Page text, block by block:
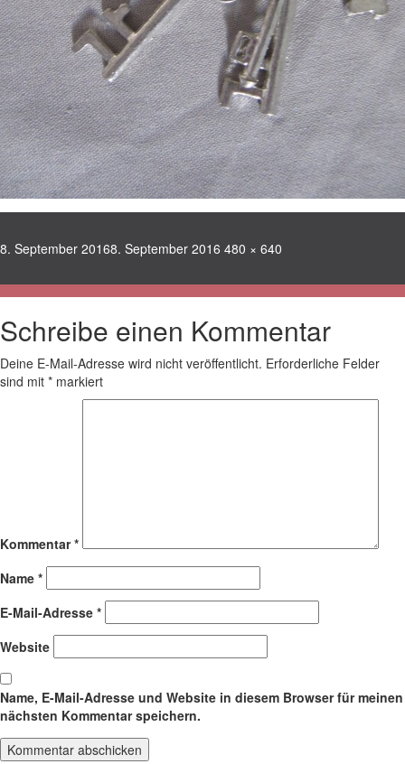
Veröffentlicht
8. September 20168. September 2016 Volle
480 × 640
Schreibe einen Kommentar
Deine E-Mail-Adresse wird nicht veröffentlicht. Erforderliche Felder
sind mit * markiert
Kommentar*
Name *
E-Mail-Adresse *
Website
Name, E-Mail-Adresse und Website in diesem Browser für meinen
nächsten Kommentar speichern.